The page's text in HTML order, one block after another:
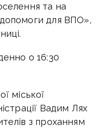
та на
для ВПО»,
о 16:30
міської
Вадим Лях
з проханням